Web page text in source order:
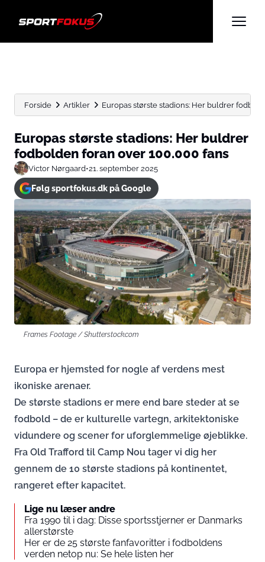
Forside Artikler Europas største stadions: Her buldrer
Europas største stadions: Her buldrer
fodbolden foran over 100.000 fans
Victor Nørgaard•21. september 2025
Følg sportfokus.dk på Google
Frames Footage / Shutterstock.com
Europa er hjemsted for nogle af verdens mest
ikoniske arenaer.
De største stadions er mere end bare steder at se
fodbold – de er kulturelle vartegn, arkitektoniske
vidundere og scener for uforglemmelige øjeblikke.
Fra Old Trafford til Camp Nou tager vi dig her
gennem de 10 største stadions på kontinentet,
rangeret efter kapacitet.
Lige nu læser andre
Fra 1990 til i dag: Disse sportsstjerner er Danmarks
allerstørste
Her er de 25 største fanfavoritter i fodboldens
verden netop nu: Se hele listen her